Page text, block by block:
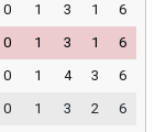
0 1 3 1
6
0 1 3 1
6
0 1 4 3
6
0 1 3 2
6